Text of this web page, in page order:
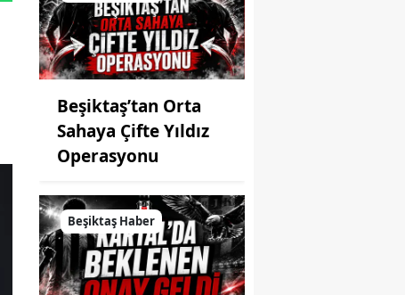
Beşiktaş’tan Orta
Sahaya Çifte Yıldız
Operasyonu
Beşiktaş Haber